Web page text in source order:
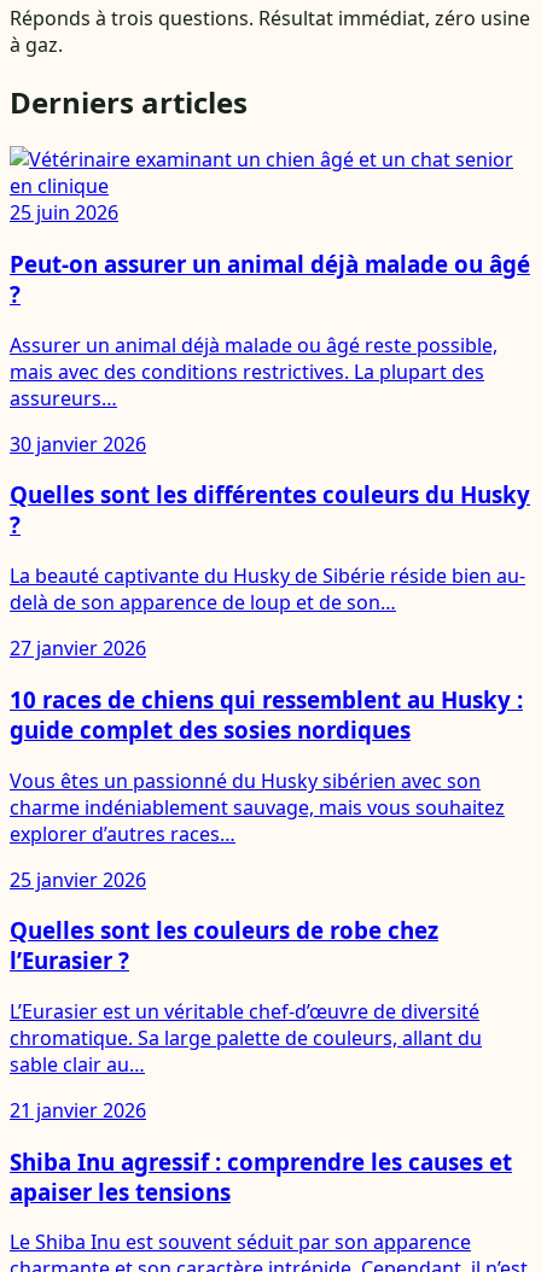
Réponds à trois questions. Résultat immédiat, zéro usine
à gaz.
Derniers articles
25 juin 2026
Peut-on assurer un animal déjà malade ou âgé
?
Assurer un animal déjà malade ou âgé reste possible,
mais avec des conditions restrictives. La plupart des
assureurs…
30 janvier 2026
Quelles sont les différentes couleurs du Husky
?
La beauté captivante du Husky de Sibérie réside bien au-
delà de son apparence de loup et de son…
27 janvier 2026
10 races de chiens qui ressemblent au Husky :
guide complet des sosies nordiques
Vous êtes un passionné du Husky sibérien avec son
charme indéniablement sauvage, mais vous souhaitez
explorer d’autres races…
25 janvier 2026
Quelles sont les couleurs de robe chez
l’Eurasier ?
L’Eurasier est un véritable chef-d’œuvre de diversité
chromatique. Sa large palette de couleurs, allant du
sable clair au…
21 janvier 2026
Shiba Inu agressif : comprendre les causes et
apaiser les tensions
Le Shiba Inu est souvent séduit par son apparence